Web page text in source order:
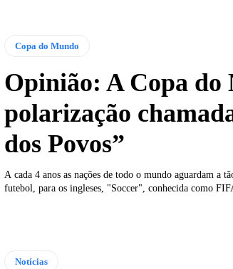
Copa do Mundo
Opinião: A Copa do
polarização
dos Povos”
A cada 4 anos as nações de todo o mundo aguardam a
futebol, para os ingleses, "Soccer", conhecida como
Notícias